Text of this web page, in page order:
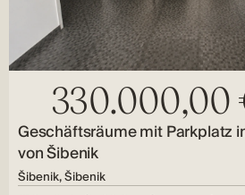
330.000,00
Geschäftsräume mit Parkplatz
von Šibenik
Šibenik, Šibenik